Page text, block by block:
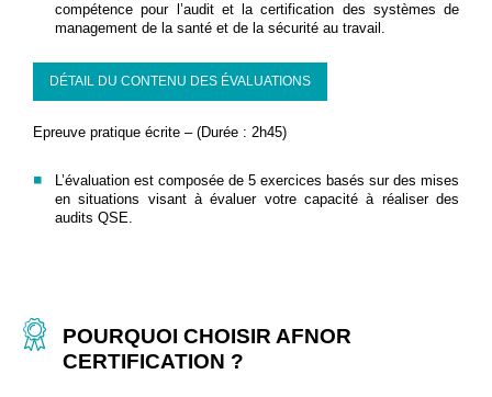
compétence pour l’audit et la certification des systèmes de
management de la santé et de la sécurité au travail.
DÉTAIL DU CONTENU DES ÉVALUATIONS
Epreuve pratique écrite – (Durée : 2h45)
L’évaluation est composée de 5 exercices basés sur des mises
en situations visant à évaluer votre capacité à réaliser des
audits QSE.
POURQUOI CHOISIR AFNOR
CERTIFICATION ?